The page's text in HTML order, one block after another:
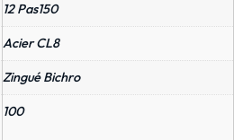
12 Pas150
Acier CL8
Zingué Bichro
100